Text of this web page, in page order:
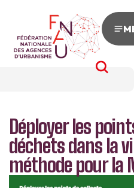
Déployer les
déchets dans la
méthode pour la